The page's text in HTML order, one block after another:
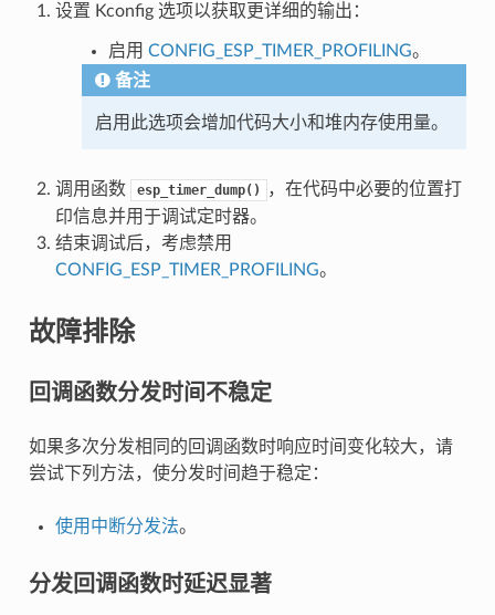
设置 Kconfig 选项以获取更详细的输出：
启用 CONFIG_ESP_TIMER_PROFILING。
备注
启用此选项会增加代码大小和堆内存使用量。
调用函数 esp_timer_dump()
，在代码中必要的位置打
印信息并用于调试定时器。
结束调试后，考虑禁用
CONFIG_ESP_TIMER_PROFILING。
故障排除
回调函数分发时间不稳定
如果多次分发相同的回调函数时响应时间变化较大，请
尝试下列方法，使分发时间趋于稳定：
使用中断分发法。
分发回调函数时延迟显著